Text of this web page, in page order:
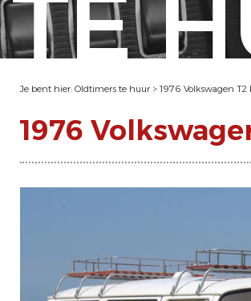
TE
Je bent hier: Oldtimers te huur > 1976 Volkswagen
1976